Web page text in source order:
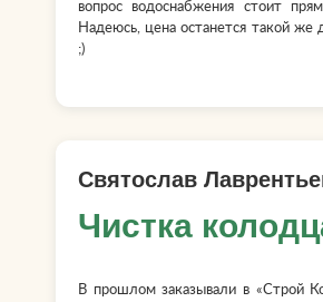
вопрос водоснабжения стоит
Надеюсь, цена останется такой же
;)
Святослав
Чистка
В прошлом заказывали в «Строй